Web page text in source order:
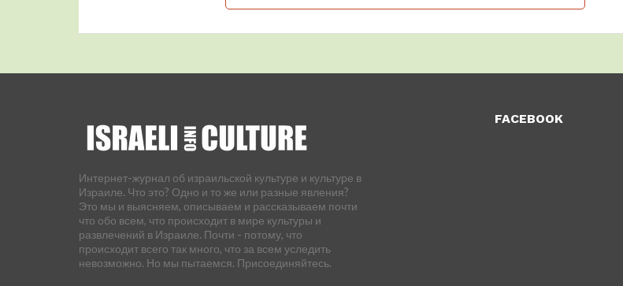
Интернет-журнал об израильской культуре и культуре в
Израиле. Что это? Одно и то же или разные явления?
Это мы и выясняем, описываем и рассказываем почти
что обо всем, что происходит в мире культуры и
развлечений в Израиле. Почти - потому, что
происходит всего так много, что за всем уследить
невозможно. Но мы пытаемся. Присоединяйтесь.
FACEBOOK